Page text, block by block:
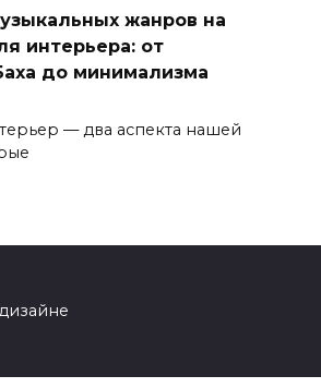
жанров на
интерьера: от
до минимализма
— два аспекта нашей